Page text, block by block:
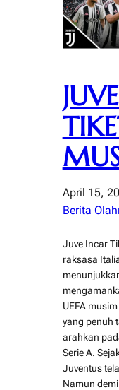
April 15,
Berita
Juve Incar
raksasa
UEFA
yang penuh
arahkan
Serie A.
Juventus
Namun